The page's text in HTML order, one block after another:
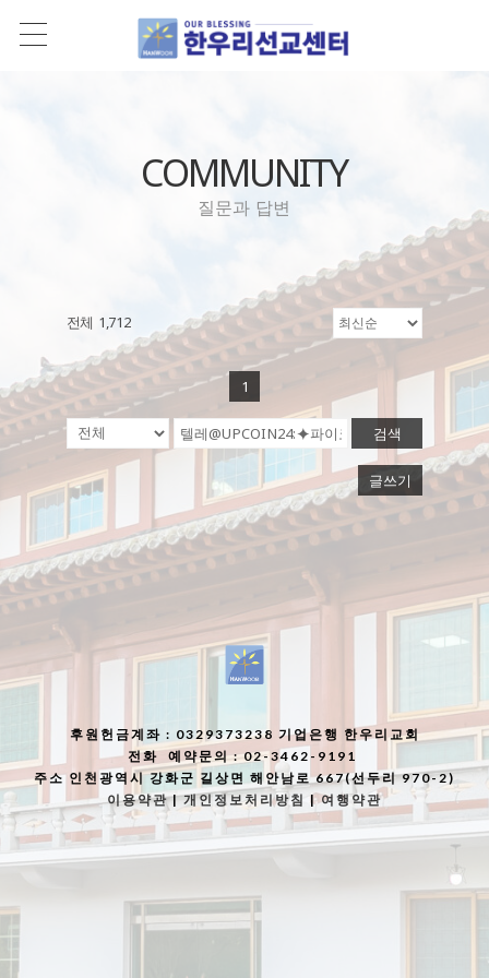
COMMUNITY
질문과 답변
전체 1,712
1
검색
글쓰기
후원헌금계좌 : 0329373238 기업은행 한우리교회
전화
예약문의 : 02-3462-9191
주소인천광역시 강화군 길상면 해안남로 667(선두리 970-2)
이용약관|개인정보처리방침 |여행약관